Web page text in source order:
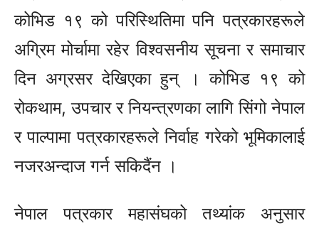
कोभिड १९ को परिस्थितिमा पनि पत्रकारहरूले
अग्रिम मोर्चामा रहेर विश्वसनीय सूचना र समाचार
दिन अग्रसर देखिएका हुन् । कोभिड १९ को
रोकथाम, उपचार र नियन्त्रणका लागि सिंगो नेपाल
र पाल्पामा पत्रकारहरूले निर्वाह गरेको भूमिकालाई
नजरअन्दाज गर्न सकिदैंन ।
नेपाल पत्रकार महासंघको तथ्यांक अनुसार